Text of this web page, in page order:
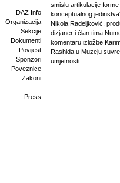
DAZ Info
Organizacija
Sekcije
Dokumenti
Povijest
Sponzori
Poveznice
Zakoni
Press
smislu artikulacije forme
konceptualnog
Nikola Radeljković,
dizjaner i član tima
komentaru izložbe
Rashida u Muzeju
umjetnosti.